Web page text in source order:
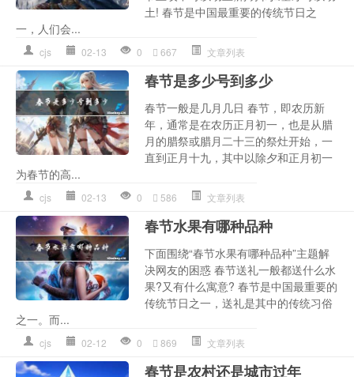
土! 春节是中国最重要的传统节日之
一，人们会...
cjs 02-13 0 667 文章列表
春节是多少号到多少
春节一般是几月几日 春节，即农历新
年，通常是在农历正月初一，也是从腊
月的腊祭或腊月二十三的祭灶开始，一
直到正月十九，其中以除夕和正月初一
为春节的高...
cjs 02-13 0 586 文章列表
春节水果有哪种品种
下面围绕“春节水果有哪种品种”主题解
决网友的困惑 春节送礼一般都送什么水
果?又有什么寓意? 春节是中国最重要的
传统节日之一，送礼是其中的传统习俗
之一。而...
cjs 02-12 0 869 文章列表
春节是农村还是城市过年